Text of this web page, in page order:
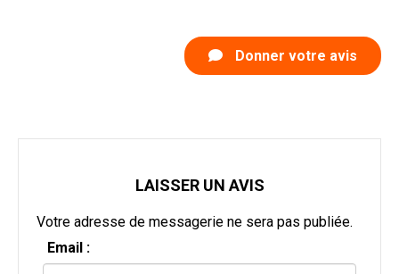
Donner votre avis
LAISSER UN AVIS
Votre adresse de messagerie ne sera pas publiée.
Email :